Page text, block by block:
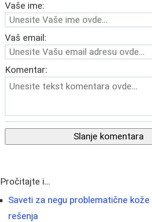
Vaše ime:
Vaš email:
Komentar:
Slanje komentara
Pročitajte i...
Saveti za negu problematične
rešenja